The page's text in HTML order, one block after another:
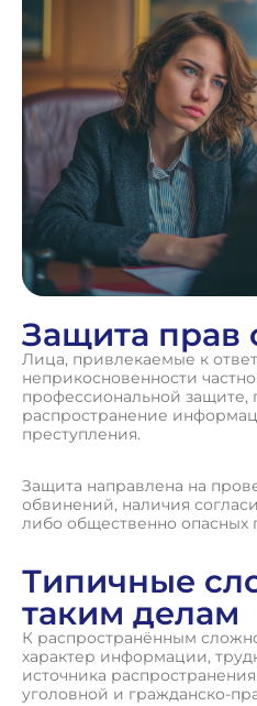
Защита прав
Лица, привлекаемые к
неприкосновенности
профессиональной защите,
распространение
преступления.
Защита направлена на
обвинений, наличия
либо общественно опасных
Типичные
таким делам
К распространённым
характер информации,
источника
уголовной и гражданско-